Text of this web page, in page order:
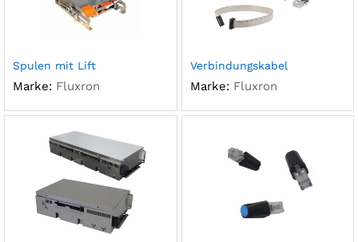
Spulen mit Lift
Marke: Fluxron
Verbindungskabel
Marke: Fluxron